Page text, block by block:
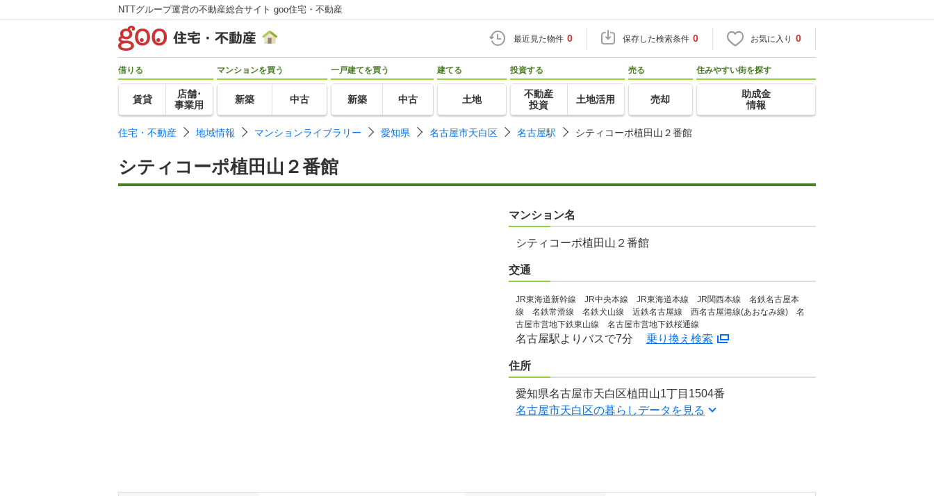
NTTグループ運営の不動産総合サイト goo住宅・不動産
最近見た物件 0 保存した検索条件 0 お気に入り 0
借りる
賃貸
店舗･
事業用
マンションを買う
新築 中古
一戸建てを買う
新築 中古
建てる
土地
投資する
不動産
投資
土地活用
売る
売却
住みやすい街を探す
助成金
情報
住宅・不動産 地域情報 マンションライブラリー 愛知県 名古屋市天白区 名古屋駅 シティコーポ植田山２番館
シティコーポ植田山２番館
マンション名
シティコーポ植田山２番館
交通
JR東海道新幹線 JR中央本線 JR東海道本線 JR関西本線 名鉄名古屋本
線 名鉄常滑線 名鉄犬山線 近鉄名古屋線 西名古屋港線(あおなみ線) 名
古屋市営地下鉄東山線 名古屋市営地下鉄桜通線
名古屋駅よりバスで7分 乗り換え検索
住所
愛知県名古屋市天白区植田山1丁目1504番
名古屋市天白区の暮らしデータを見る